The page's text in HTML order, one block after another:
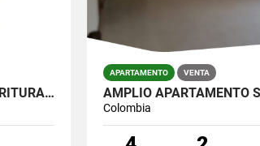
LOTE 1900 MTS CON BOSQUE - ESCRITURA 100% SANTA ELENA (LA CATALANA)
APARTAMENTO VENTA
Colombia